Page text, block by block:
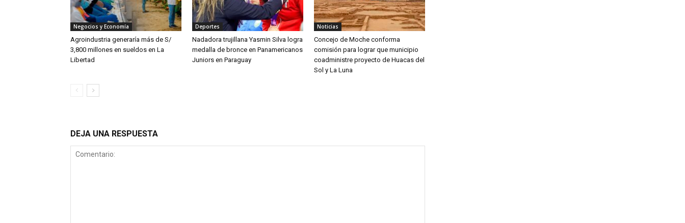
Negocios y Economía
Agroindustria generaría más de S/
3,800 millones en sueldos en La
Libertad
Deportes
Nadadora trujillana Yasmin Silva logra
medalla de bronce en Panamericanos
Juniors en Paraguay
Noticias
Concejo de Moche conforma
comisión para lograr que municipio
coadministre proyecto de Huacas del
Sol y La Luna
DEJA UNA RESPUESTA